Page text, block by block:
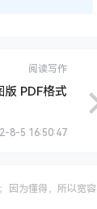
阅读写作
版 PDF格式
8-5 16:50:47
因为懂得，所以宽容